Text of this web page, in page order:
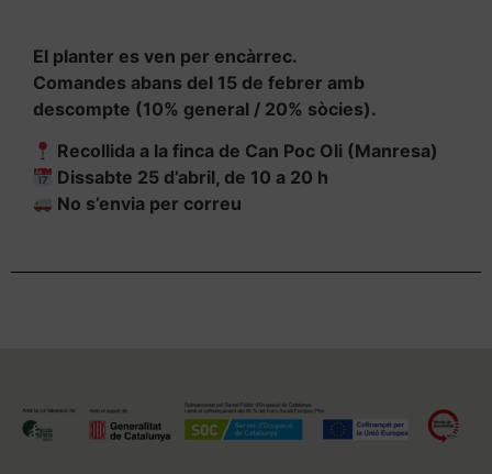
El planter es ven per encàrrec.
Comandes abans del 15 de febrer amb
descompte (10% general / 20% sòcies).
Recollida a la finca de Can Poc Oli (Manresa)
Dissabte 25 d’abril, de 10 a 20 h
No s’envia per correu